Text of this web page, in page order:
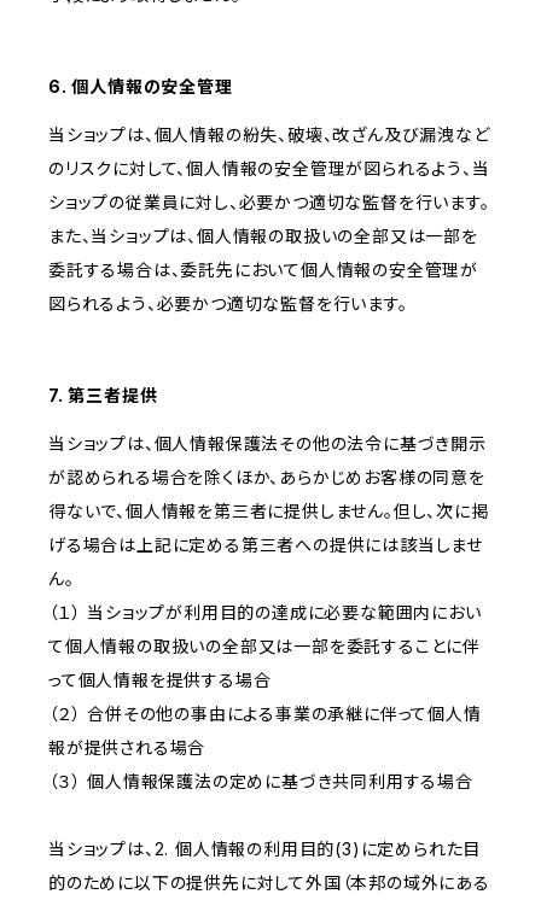
6. 個人情報の安全管理
当ショップは、個人情報の紛失、破壊、改ざん及び漏洩など
のリスクに対して、個人情報の安全管理が図られるよう、当
ショップの従業員に対し、必要かつ適切な監督を行います。
また、当ショップは、個人情報の取扱いの全部又は一部を
委託する場合は、委託先において個人情報の安全管理が
図られるよう、必要かつ適切な監督を行います。
7. 第三者提供
当ショップは、個人情報保護法その他の法令に基づき開示
が認められる場合を除くほか、あらかじめお客様の同意を
得ないで、個人情報を第三者に提供しません。但し、次に掲
げる場合は上記に定める第三者への提供には該当しませ
ん。
（１） 当ショップが利用目的の達成に必要な範囲内におい
て個人情報の取扱いの全部又は一部を委託することに伴
って個人情報を提供する場合
（２） 合併その他の事由による事業の承継に伴って個人情
報が提供される場合
（３） 個人情報保護法の定めに基づき共同利用する場合
当ショップは、2. 個人情報の利用目的(3)に定められた目
的のために以下の提供先に対して外国（本邦の域外にある